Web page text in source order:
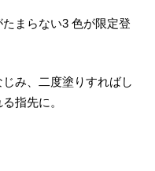
まらない3 色が限定登
み、二度塗りすればし
指先に。